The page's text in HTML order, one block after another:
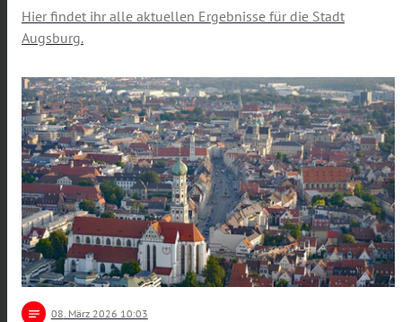
Hier findet ihr alle aktuellen Ergebnisse für die Stadt
Augsburg.
notes 08 . März 2026 10:03